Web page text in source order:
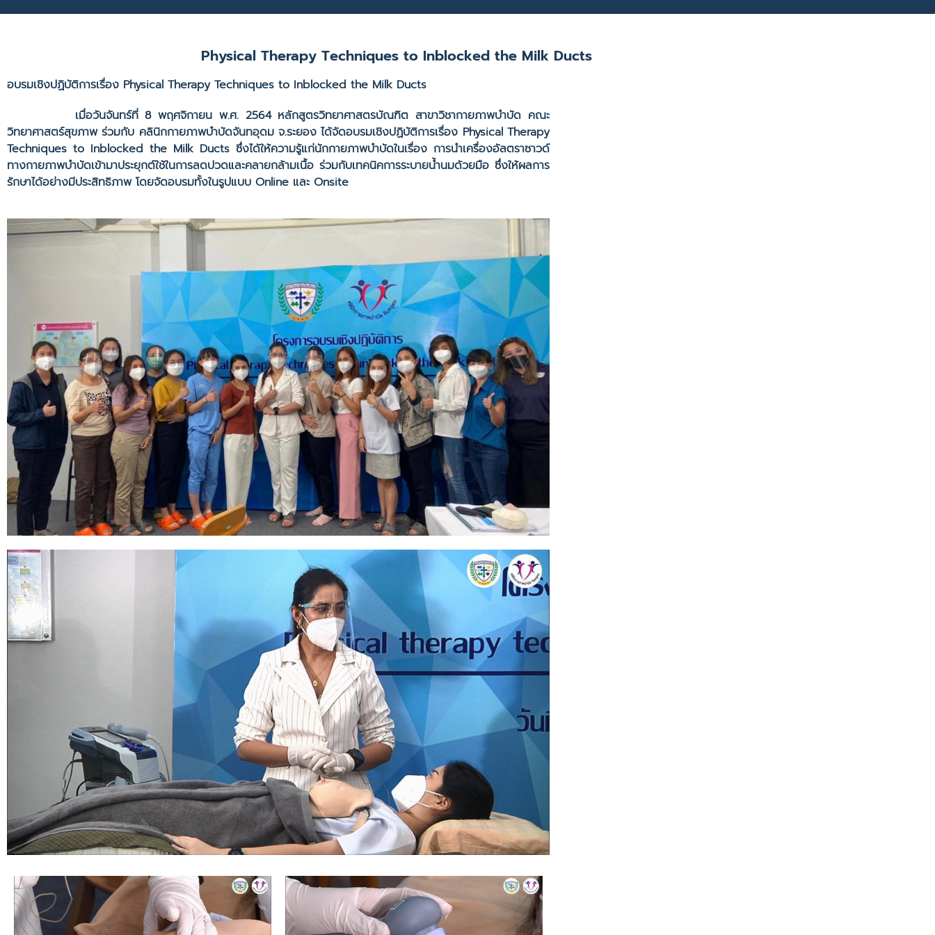
Physical Therapy Techniques to Inblocked the Milk Ducts
อบรมเชิงปฏิบัติการเรื่อง Physical Therapy Techniques to Inblocked the Milk Ducts
เมื่อวันจันทร์ที่ 8 พฤศจิกายน พ.ศ. 2564 หลักสูตรวิทยาศาสตรบัณฑิต สาขาวิชากายภาพบำบัด คณะ
วิทยาศาสตร์สุขภาพ ร่วมกับ คลินิกกายภาพบำบัดจันทอุดม จ.ระยอง ได้จัดอบรมเชิงปฏิบัติการเรื่อง Physical Therapy
Techniques to Inblocked the Milk Ducts ซึ่งได้ให้ความรู้แก่นักกายภาพบำบัดในเรื่อง การนำเครื่องอัลตราซาวด์
ทางกายภาพบำบัดเข้ามาประยุกต์ใช้ในการลดปวดและคลายกล้ามเนื้อ ร่วมกับเทคนิคการระบายน้ำนมด้วยมือ ซึ่งให้ผลการ
รักษาได้อย่างมีประสิทธิภาพ โดยจัดอบรมทั้งในรูปแบบ Online และ Onsite